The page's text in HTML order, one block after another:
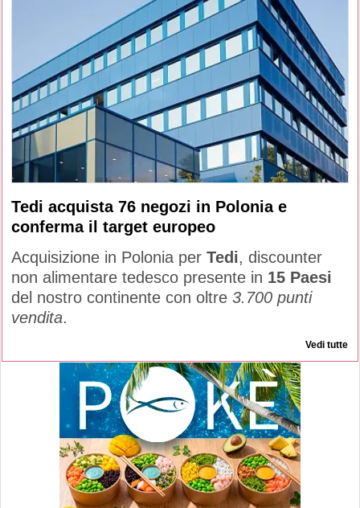
Tedi acquista 76 negozi in Polonia e
conferma il target europeo
Acquisizione in Polonia per Tedi, discounter
non alimentare tedesco presente in 15 Paesi
del nostro continente con oltre 3.700 punti
vendita.
Vedi tutte